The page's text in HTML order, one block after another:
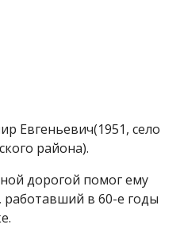
Евгеньевич(1951, село
района).
дорогой помог ему
, работавший в 60-е годы